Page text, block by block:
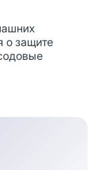
о защите